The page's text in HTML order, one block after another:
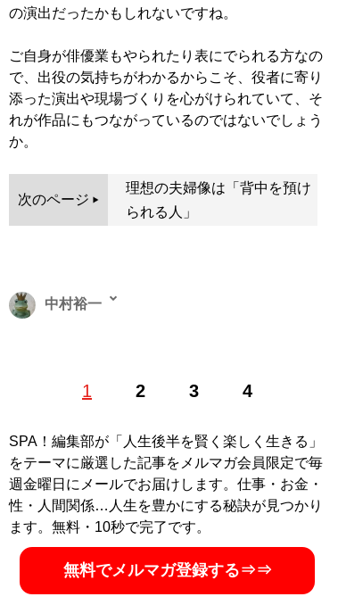
の演出だったかもしれないですね。
ご自身が俳優業もやられたり表にでられる方なの
で、出役の気持ちがわかるからこそ、役者に寄り
添った演出や現場づくりを心がけられていて、そ
れが作品にもつながっているのではないでしょう
か。
次のページ
理想の夫婦像は「背中を預け
られる人」
1 2 3 4
中村裕一
うライター。Xアカウント：
@Yuichitter
記事一覧へ
SPA！編集部が「人生後半を賢く楽しく生きる」
をテーマに厳選した記事をメルマガ会員限定で毎
週金曜日にメールでお届けします。仕事・お金・
性・人間関係…人生を豊かにする秘訣が見つかり
ます。無料・10秒で完了です。
無料でメルマガ登録する⇒⇒